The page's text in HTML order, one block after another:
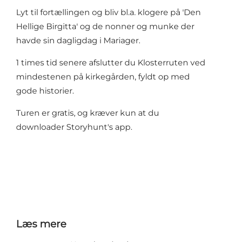
Lyt til fortællingen og bliv bl.a. klogere på 'Den
Hellige Birgitta' og de nonner og munke der
havde sin dagligdag i Mariager.
1 times tid senere afslutter du Klosterruten ved
mindestenen på kirkegården, fyldt op med
gode historier.
Turen er gratis, og kræver kun at du
downloader Storyhunt's app.
Læs mere